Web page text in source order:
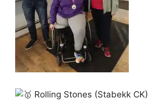
Rolling Stones (Stabekk CK)